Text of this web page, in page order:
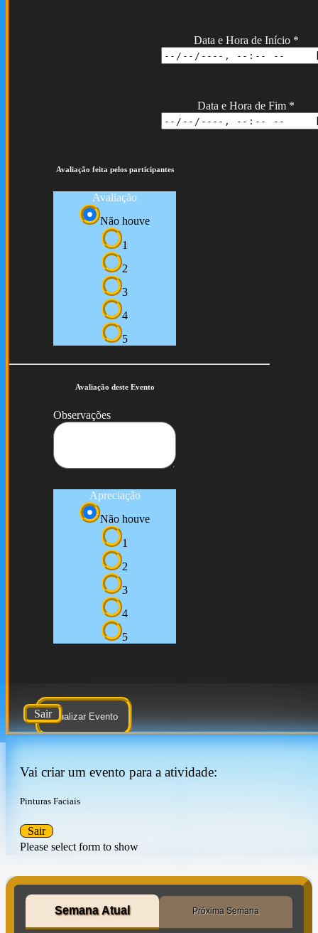
Data e Hora de Início *
Data e Hora de Fim *
Avaliação feita pelos participantes
Avaliação
Não houve
1
2
3
4
5
Avaliação deste Evento
Observações
Apreciação
Não houve
1
2
3
4
5
Atualizar Evento
Sair
Vai criar um evento para a atividade:
Pinturas Faciais
Please select form to show
Sair
Semana Atual Próxima Semana